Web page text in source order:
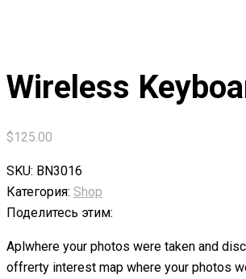
Wireless
$125.00
SKU: BN3016
Категория: Shop
Поделитесь этим:
Aplwhere your photos were taken and
offrerty interest map where your photos